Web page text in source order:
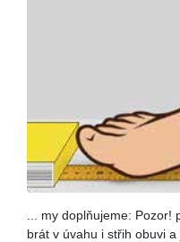
... my doplňujeme:
brát v úvahu i střih obuvi